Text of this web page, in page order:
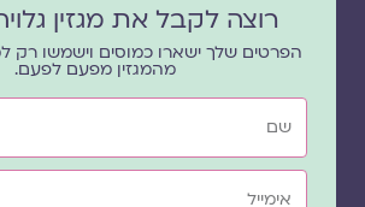
רוצה לקבל את מגזין
הפרטים שלך ישארו כמוסים וישמשו רק
מהמגזין מפעם לפעם.
שם
אימייל